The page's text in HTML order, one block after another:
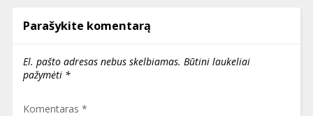
Parašykite komentarą
El. pašto adresas nebus skelbiamas. Būtini laukeliai
pažymėti *
Komentaras *